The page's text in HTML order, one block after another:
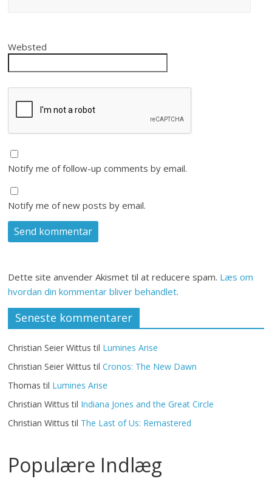
Websted
Notify me of follow-up comments by email.
Notify me of new posts by email.
Dette site anvender Akismet til at reducere spam. Læs om
hvordan din kommentar bliver behandlet.
Seneste kommentarer
Christian Seier Wittus til Lumines Arise
Christian Seier Wittus tilCronos: The New Dawn
Thomas til Lumines Arise
Christian Wittus til Indiana Jones and the Great Circle
Christian Wittus til The Last of Us: Remastered
Populære Indlæg